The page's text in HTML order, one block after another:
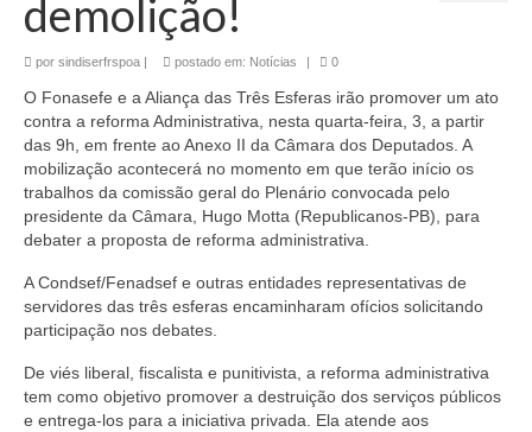
demolição!
por sindiserfrspoa | postado em: Notícias | 0
O Fonasefe e a Aliança das Três Esferas irão promover um ato
contra a reforma Administrativa, nesta quarta-feira, 3, a partir
das 9h, em frente ao Anexo II da Câmara dos Deputados. A
mobilização acontecerá no momento em que terão início os
trabalhos da comissão geral do Plenário convocada pelo
presidente da Câmara, Hugo Motta (Republicanos-PB), para
debater a proposta de reforma administrativa.
A Condsef/Fenadsef e outras entidades representativas de
servidores das três esferas encaminharam ofícios solicitando
participação nos debates.
De viés liberal, fiscalista e punitivista, a reforma administrativa
tem como objetivo promover a destruição dos serviços públicos
e entrega-los para a iniciativa privada. Ela atende aos